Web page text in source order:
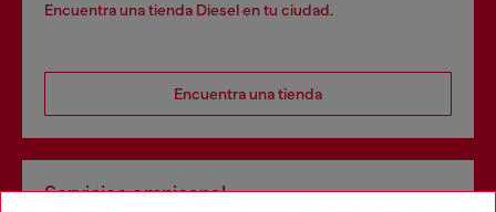
Encuentra una tienda Diesel en tu ciudad.
Encuentra una tienda
Servicios omnicanal